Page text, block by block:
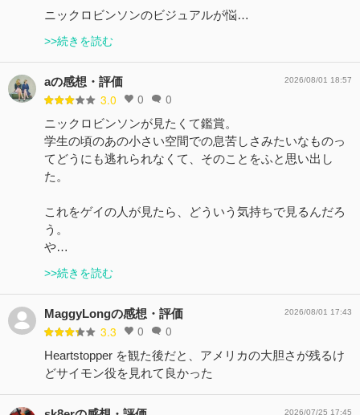
ニックロビンソンのビジュアルが悩…
>>続きを読む
aの感想・評価
3.0 0 0
2026/08/01 18:57
ニックロビンソンが見たくて鑑賞。
学生の頃のあの小さい空間での息苦しさみたいなものっ
てどうにも逃れられなくて、そのことをふと思い出し
た。
これをゲイの人が見たら、どういう気持ちで見るんだろ
う。
や…
>>続きを読む
MaggyLongの感想・評価
3.3 0 0
2026/08/01 17:43
Heartstopper を観た後だと、アメリカの大胆さが残るけ
どサイモン役を見れて良かった
2026/07/25 17:45